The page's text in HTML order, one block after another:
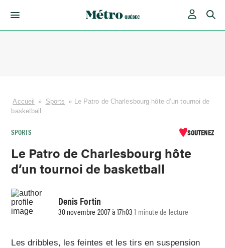
Accueil » Sports » Le Patro de Charlesbourg hôte d’un tournoi de
basketball
SPORTS SOUTENEZ
Le Patro de Charlesbourg hôte
d’un tournoi de basketball
Denis Fortin
30 novembre 2007 à 17h031 minute de lecture
Les dribbles, les feintes et les tirs en suspension